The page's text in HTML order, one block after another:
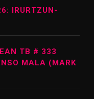
IRURTZUN-
TB # 333
MALA (MARK